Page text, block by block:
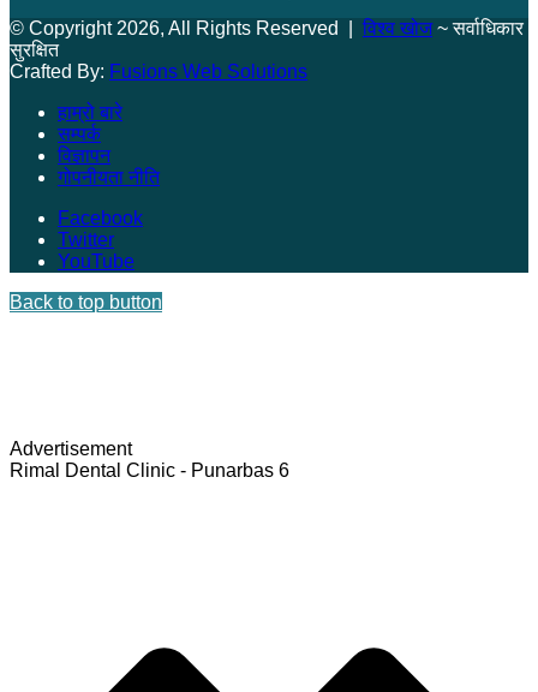
© Copyright 2026, All Rights Reserved | विश्व खोज~ सर्वाधिकार
सुरक्षित
Crafted By: Fusions Web Solutions
हाम्रो बारे
सम्पर्क
विज्ञापन
गोपनीयता नीति
Facebook
Twitter
YouTube
Back to top button
Advertisement
Rimal Dental Clinic - Punarbas 6